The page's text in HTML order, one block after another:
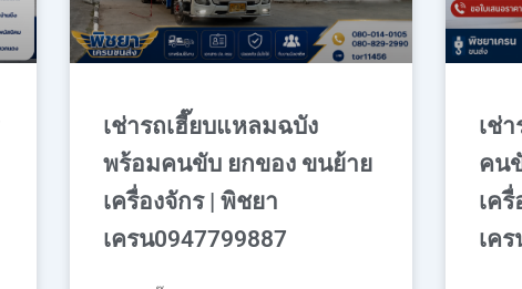
เช่ารถเฮี๊ยบแหลมฉบัง
พร้อมคนขับ ยกของ ขนย้าย
เครื่องจักร | พิชยา
เครน0947799887
เช่
คน
เค
เค